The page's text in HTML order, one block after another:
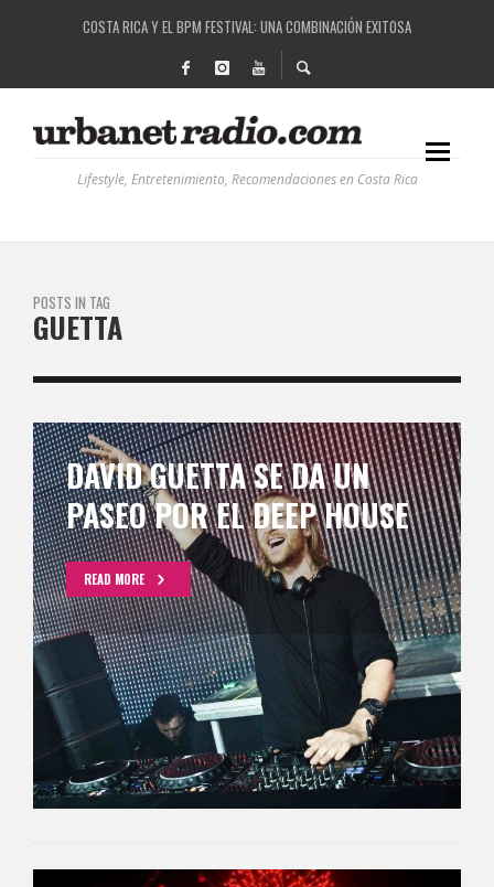
COSTA RICA Y EL BPM FESTIVAL: UNA COMBINACIÓN EXITOSA
RUTAS NATURBANAS: EL PROYECTO QUE ESTÁ TRANSFORMANDO LA CALIDAD DE
LA HISTORIA DETRÁS DE LA MÚSICA ELECTRÓNICA: BBC RADIOPHONIC WORKSHOP
Lifestyle, Entretenimiento, Recomendaciones en Costa Rica
POSTS IN TAG
GUETTA
DAVID GUETTA SE DA UN
PASEO POR EL DEEP HOUSE
READ MORE